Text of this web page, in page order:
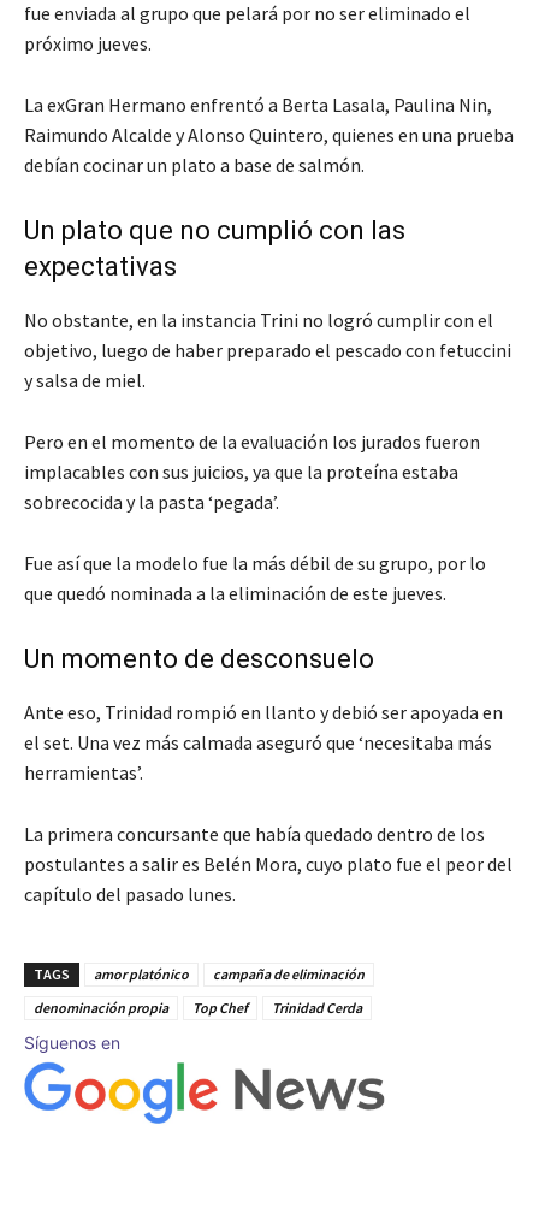
fue enviada al grupo que pelará por no ser eliminado el
próximo jueves.
La exGran Hermano enfrentó a Berta Lasala, Paulina Nin,
Raimundo Alcalde y Alonso Quintero, quienes en una prueba
debían cocinar un plato a base de salmón.
Un plato que no cumplió con las
expectativas
No obstante, en la instancia Trini no logró cumplir con el
objetivo, luego de haber preparado el pescado con fetuccini
y salsa de miel.
Pero en el momento de la evaluación los jurados fueron
implacables con sus juicios, ya que la proteína estaba
sobrecocida y la pasta ‘pegada’.
Fue así que la modelo fue la más débil de su grupo, por lo
que quedó nominada a la eliminación de este jueves.
Un momento de desconsuelo
Ante eso, Trinidad rompió en llanto y debió ser apoyada en
el set. Una vez más calmada aseguró que ‘necesitaba más
herramientas’.
La primera concursante que había quedado dentro de los
postulantes a salir es Belén Mora, cuyo plato fue el peor del
capítulo del pasado lunes.
TAGS amor platónico
campaña de eliminación
denominación propia
Top Chef Trinidad Cerda
Síguenos en